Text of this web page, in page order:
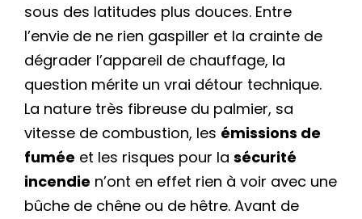
sous des latitudes plus douces. Entre
l’envie de ne rien gaspiller et la crainte de
dégrader l’appareil de chauffage, la
question mérite un vrai détour technique.
La nature très fibreuse du palmier, sa
vitesse de combustion, les émissions de
fumée et les risques pour la sécurité
incendie n’ont en effet rien à voir avec une
bûche de chêne ou de hêtre. Avant de